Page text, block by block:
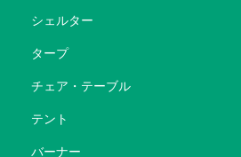
シェルター
タープ
チェア・テーブル
テント
バーナー